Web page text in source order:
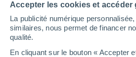
Accepter les cookies et accéder
La publicité numérique
similaires, nous permet de financer
qualité.
En cliquant sur le bouton « Accepter
Accueil Kazakhstan
Météo